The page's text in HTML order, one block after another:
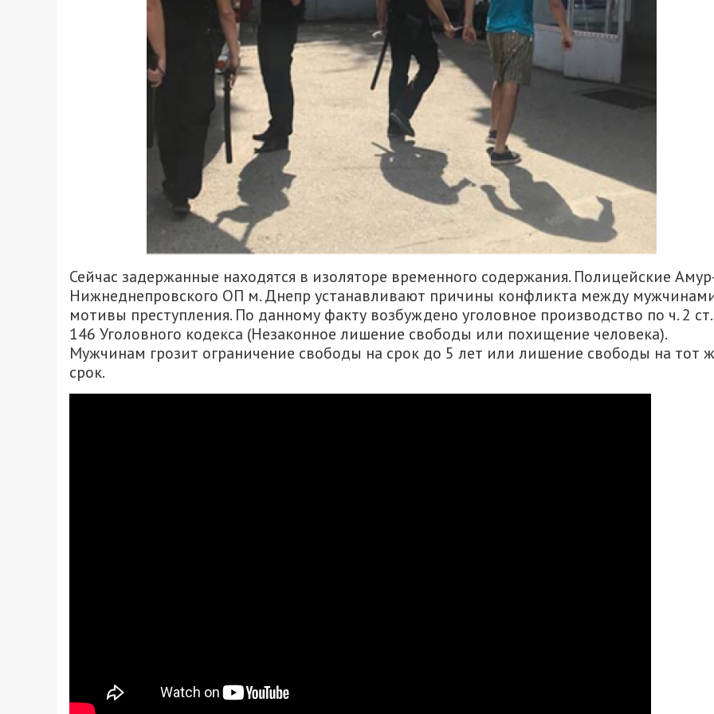
Сейчас задержанные находятся в изоляторе временного содержания. Полицейские
Нижнеднепровского ОП м. Днепр устанавливают причины конфликта между
мотивы преступления. По данному факту возбуждено уголовное производство по ч. 2 ст.
146 Уголовного кодекса (Незаконное лишение свободы или похищение человека).
Мужчинам грозит ограничение свободы на срок до 5 лет или лишение свободы на тот
срок.